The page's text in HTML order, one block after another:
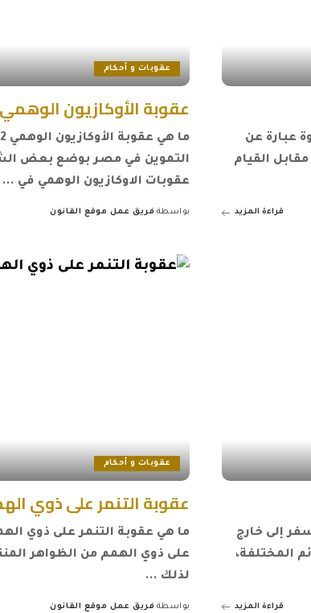
2022؟ ان الرشوة عبارة عن
القيام
قراءة المزيد
عقوبات و أحكام
عقوبة الأوكازيون الوهمي 2022
التموين في مصر بوضع بعض
عقوبات الاوكازيون الوهمي في ...
بواسطة فريق عمل موقع القانون
إلى خارج
المختلفة،
قراءة المزيد
عقوبات و أحكام
عقوبة التنمر على ذوي
ما هي عقوبة التنمر على ذوي
على ذوي الهمم من الظواهر
لذلك ...
بواسطة فريق عمل موقع القانون